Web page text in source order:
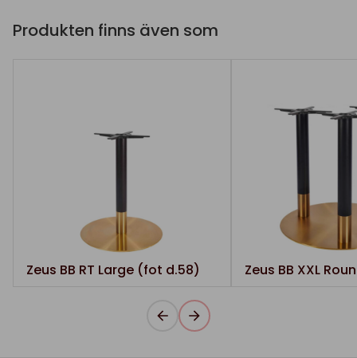
Produkten finns även som
Zeus BB RT Large (fot d.58) Zeus BB XXL